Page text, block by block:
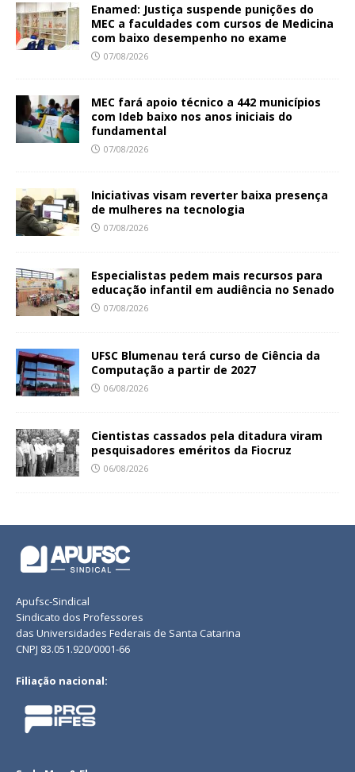
Enamed: Justiça suspende punições do
MEC a faculdades com cursos de Medicina
com baixo desempenho no exame
07/08/2026
MEC fará apoio técnico a 442 municípios
com Ideb baixo nos anos iniciais do
fundamental
07/08/2026
Iniciativas visam reverter baixa presença
de mulheres na tecnologia
07/08/2026
Especialistas pedem mais recursos para
educação infantil em audiência no Senado
07/08/2026
UFSC Blumenau terá curso de Ciência da
Computação a partir de 2027
06/08/2026
Cientistas cassados pela ditadura viram
pesquisadores eméritos da Fiocruz
06/08/2026
Apufsc-Sindical
Sindicato dos Professores
das Universidades Federais de Santa Catarina
CNPJ 83.051.920/0001-66
Filiação nacional: